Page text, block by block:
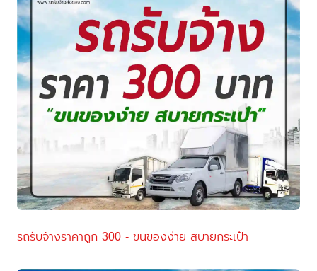
รถรับจ้างราคาถูก 300 - ขนของง่าย สบายกระเป๋า